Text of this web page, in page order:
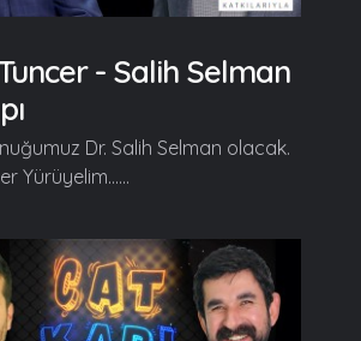
- Salih Selman
Dr. Salih Selman olacak.
Yürüyelim......